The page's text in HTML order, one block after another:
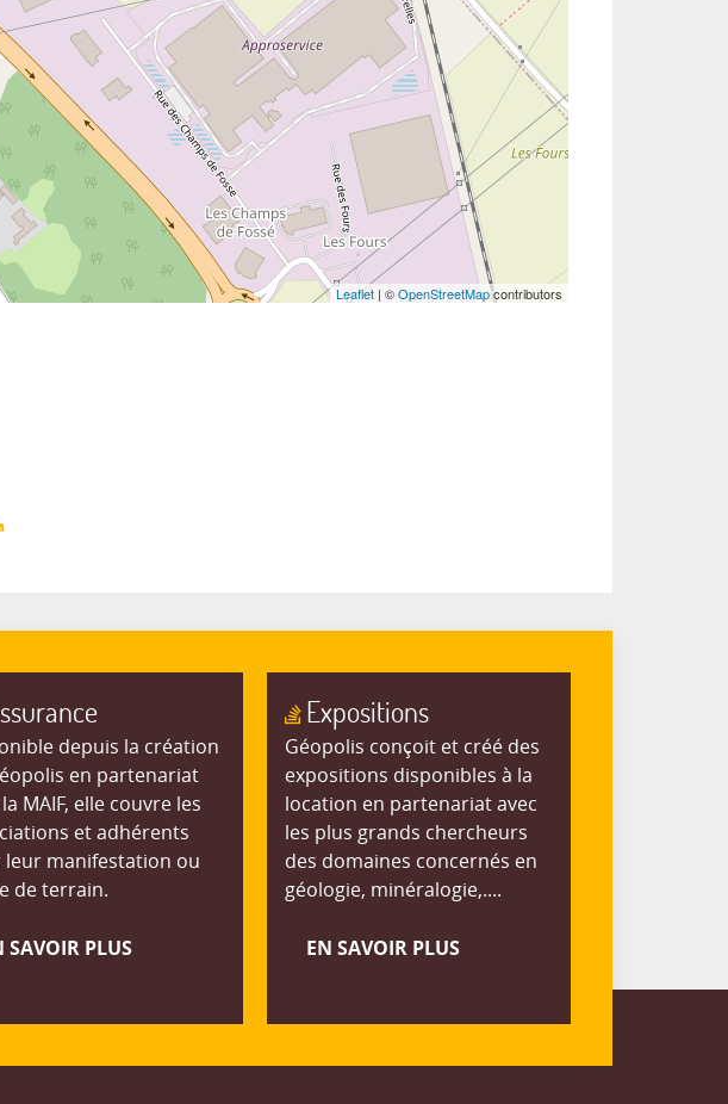
Leaflet | ©OpenStreetMapcontributors
depuis la création
en partenariat
MAIF, elle couvre les
et adhérents
leur manifestation ou
de terrain.
SAVOIR PLUS
Expositions
Géopolis conçoit et créé des
expositions disponibles à la
location en partenariat avec
les plus grands chercheurs
des domaines concernés en
géologie, minéralogie,....
EN SAVOIR PLUS